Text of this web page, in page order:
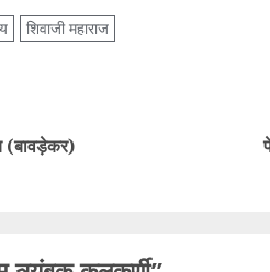
शिवाजी महाराज
(बावड़ेकर)